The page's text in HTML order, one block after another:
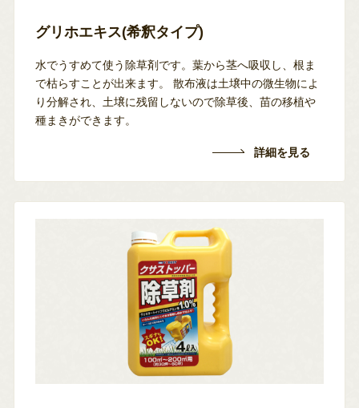
グリホエキス(希釈タイプ)
水でうすめて使う除草剤です。葉から茎へ吸収し、根ま
で枯らすことが出来ます。
散布液は土壌中の微生物によ
り分解され、土壌に残留しないので除草後、苗の移植や
種まきができます。
詳細を見る